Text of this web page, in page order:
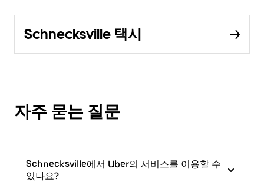
Schnecksville 택시
자주 묻는 질문
Schnecksville에서 Uber의 서비스를 이용할 수
있나요?